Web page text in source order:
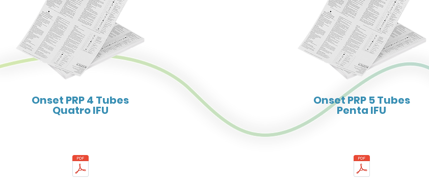
Onset PRP 4 Tubes
Quatro IFU
Onset PRP 5 Tubes
Penta IFU